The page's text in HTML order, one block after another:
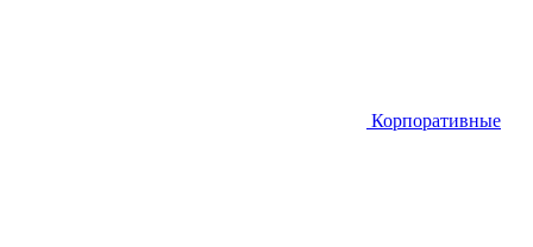
Корпоративные